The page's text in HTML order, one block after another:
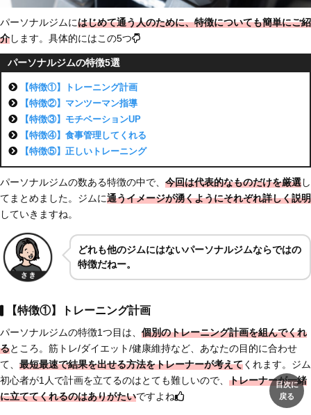
パーソナルジムにはじめて通う人のために、特徴についても簡単にご紹
介します。具体的にはこの5つ
パーソナルジムの特徴5選
【特徴①】トレーニング計画
【特徴②】マンツーマン指導
【特徴③】モチベーションUP
【特徴④】食事管理してくれる
【特徴⑤】正しいトレーニング
パーソナルジムの数ある特徴の中で、 今回は代表的なものだけを厳選し
てまとめました。ジムに通うイメージが湧くようにそれぞれ詳しく説明
していきますね。
どれも他のジムにはないパーソナルジムならではの
特徴だねー。
【特徴①】トレーニング計画
パーソナルジムの特徴1つ目は、 個別のトレーニング計画を組んでくれ
るところ。筋トレ/ダイエット/健康維持など、あなたの目的に合わせ
て、 最短最速で結果を出せる方法をトレーナーが考えてくれます。ジム
初心者が1人で計画を立てるのはとても難しいので、 トレーナーが一緒
に立ててくれるのはありがたいですよね
目次に
戻る